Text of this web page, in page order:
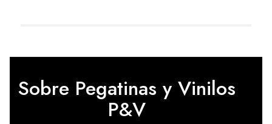
Sobre Pegatinas y Vinilos
P&V